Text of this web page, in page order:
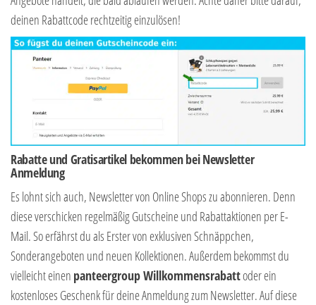
deinen Rabattcode rechtzeitig einzulösen!
Rabatte und Gratisartikel bekommen bei Newsletter
Anmeldung
Es lohnt sich auch, Newsletter von Online Shops zu abonnieren. Denn
diese verschicken regelmäßig Gutscheine und Rabattaktionen per E-
Mail. So erfährst du als Erster von exklusiven Schnäppchen,
Sonderangeboten und neuen Kollektionen. Außerdem bekommst du
vielleicht einen panteergroup Willkommensrabattoder ein
kostenloses Geschenk für deine Anmeldung zum Newsletter. Auf diese